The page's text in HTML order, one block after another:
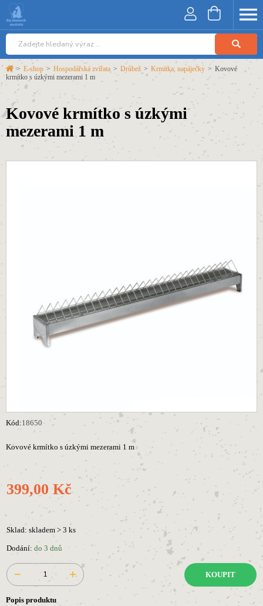
> E-shop > Hospodářská zvířata > Drůbež > Krmítka, napáječky > Kovové
krmítko s úzkými mezerami 1 m
Kovové krmítko s úzkými
mezerami 1 m
Kód:18650
Kovové krmítko s úzkými mezerami 1 m
399,00 Kč
Sklad: skladem > 3 ks
Dodání: do 3 dnů
KOUPIT
Popis produktu